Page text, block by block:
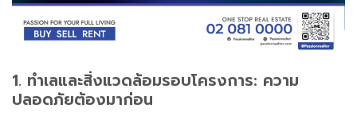
1. ทำเลและสิ่งแวดล้อมรอบโครงการ: ความ
ปลอดภัยต้องมาก่อน